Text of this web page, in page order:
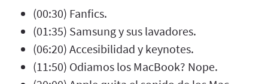
(00:30) Fanfics.
(01:35) Samsung y sus lavadores.
(06:20) Accesibilidad y keynotes.
(11:50) Odiamos los MacBook? Nope.